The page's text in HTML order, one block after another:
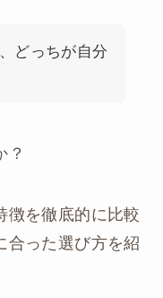
どっちが自分
？
徴を徹底的に比較
合った選び方を紹